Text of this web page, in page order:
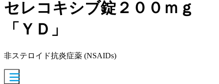
セレコキシブ錠２００ｍｇ
「ＹＤ」
非ステロイド抗炎症薬 (NSAIDs)